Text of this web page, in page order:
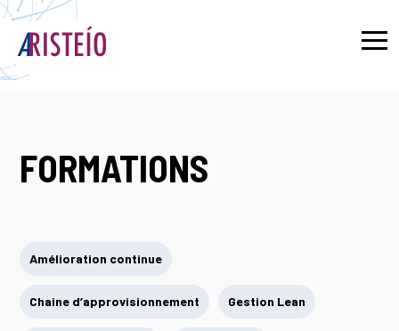
FORMATIONS
Amélioration continue
Chaine d’approvisionnement Gestion Lean